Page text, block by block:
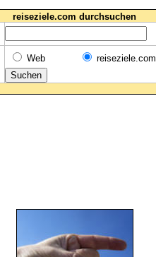
reiseziele.com durchsuchen
Web reiseziele.com